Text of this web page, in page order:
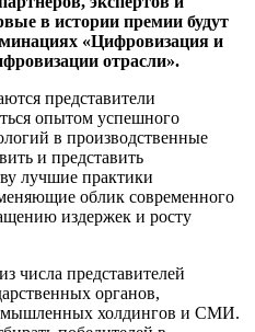
в истории премии будут
«Цифровизация и
отрасли».
представители
опытом успешного
в производственные
и представить
лучшие практики
облик современного
издержек и росту
числа представителей
органов,
холдингов и СМИ.